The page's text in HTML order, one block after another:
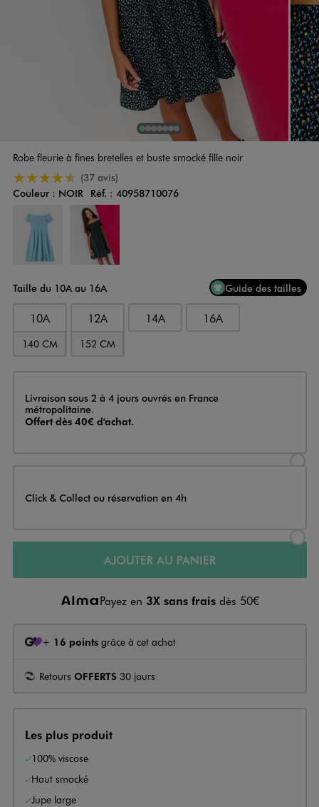
1Sur 7
2Sur 7
3Sur 7
4Sur 7
5Sur 7
6Sur 7
7 Sur 7
Robe fleurie à fines bretelles et buste smocké fille noir
4.5/5 de moyenne
(37 avis)
Couleur
Couleur : NOIR Réf. : 40958710076
Choisissez votre Couleur
Taille du 10A au 16A Guide des tailles
10A
140 CM
12A
152 CM
14A 16A
Livraison
Livraison sous 2 à 4 jours ouvrés en France
métropolitaine.
Offert dès 40€ d'achat.
Click & Collect ou réservation en 4h
AJOUTER AU PANIER
Payez en 3X sans frais dès 50€
+ 16 points grâce à cet achat
Retours OFFERTS 30 jours
Les plus produit
100% viscose
Haut smocké
Jupe large